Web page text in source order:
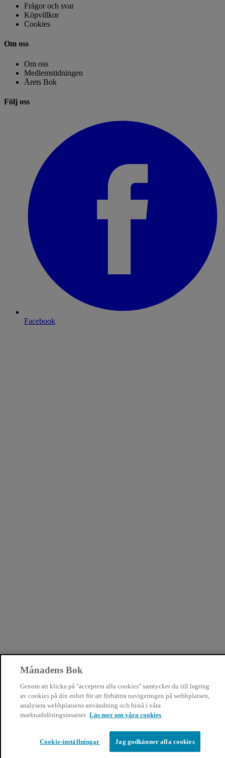
Frågor och svar
Köpvillkor
Cookies
Om oss
Om oss
Medlemstidningen
Årets Bok
Följ oss
Facebook
Månadens Bok
Genom att klicka på "acceptera alla cookies" samtycker du till lagring
av cookies på din enhet för att förbättra navigeringen på webbplatsen,
analysera webbplatsens användning och bistå i våra
marknadsföringsinsatser. Läs mer om våra cookies
Cookie-inställningar Jag godkänner alla cookies